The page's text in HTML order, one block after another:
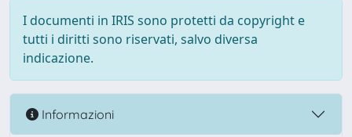
I documenti in IRIS sono protetti da copyright e
tutti i diritti sono riservati, salvo diversa
indicazione.
Informazioni